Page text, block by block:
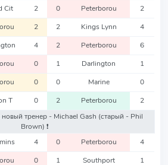
Cit 2 0 Peterborou 2
2 2 Kings Lynn 4
4 2 Peterborou 6
0 1 Darlington 1
0 0 Marine 0
T 0 2 Peterborou
2
новый тренер - Michael Gash (старый - Phil
Brown) ❗️
4 0 Peterborou 4
0 1 Southport 1